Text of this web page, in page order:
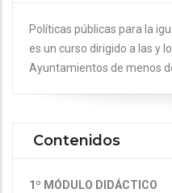
Políticas públicas para la
es un curso dirigido a las y
Ayuntamientos de menos
Contenidos
1º MÓDULO DIDÁCTICO